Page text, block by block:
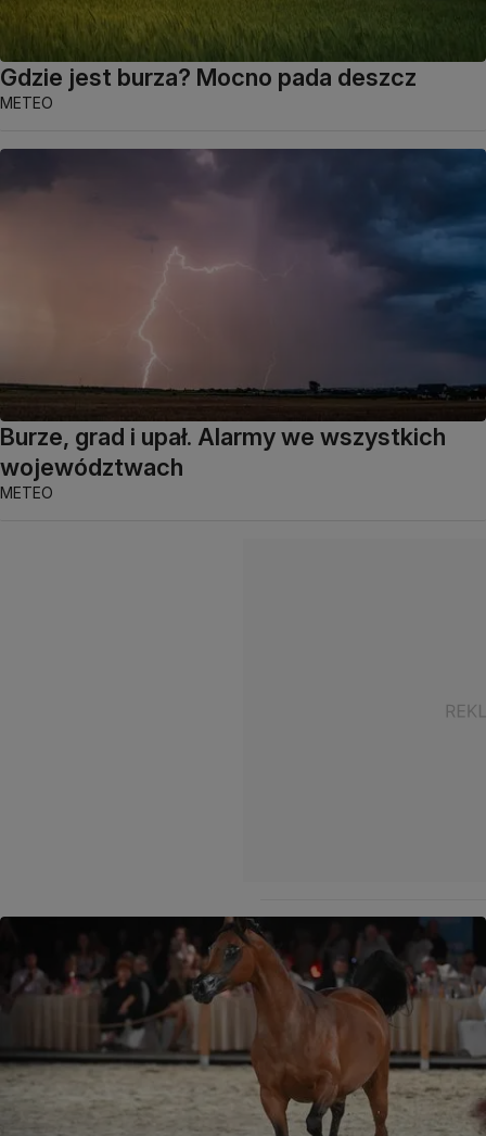
Gdzie jest burza? Mocno pada deszcz
METEO
Burze, grad i upał. Alarmy we wszystkich
województwach
METEO